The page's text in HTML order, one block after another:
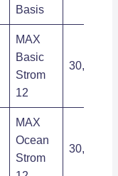
Basis
MAX
Basic
Strom
12
30,16 ct
MAX
Ocean
Strom
30,16 ct